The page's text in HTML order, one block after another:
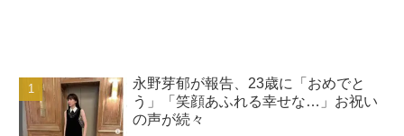
永野芽郁が報告、23歳に「おめでと
う」「笑顔あふれる幸せな…」お祝い
の声が続々